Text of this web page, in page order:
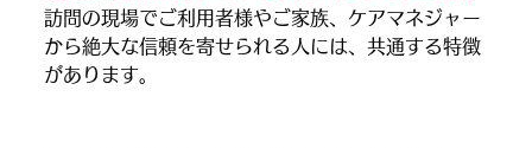
訪問の現場でご利用者様やご家族、ケアマネジャー
から絶大な信頼を寄せられる人には、共通する特徴
があります。